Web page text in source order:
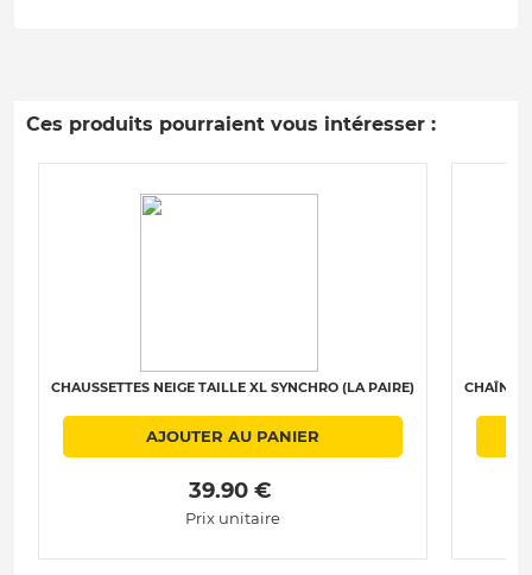
Ces produits pourraient vous intéresser :
CHAUSSETTES NEIGE TAILLE XL SYNCHRO (LA PAIRE)
AJOUTER AU PANIER
39.90 €
Prix unitaire
CHAÎNES